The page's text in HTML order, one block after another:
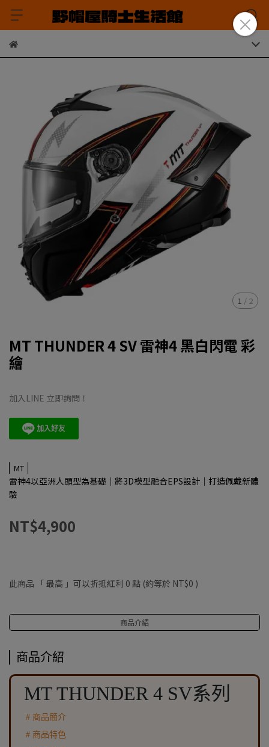
1 / 2
MT THUNDER 4 SV 雷神4 黑白閃電 彩
繪
加入LINE 立即詢問！
MT
雷神4以亞洲人頭型為基礎｜將3D模型融合EPS設計｜打造佩戴新體
驗
NT$4,900
此商品 「 最高 」可以折抵紅利 0 點 (約等於 NT$0 )
商品介紹
商品介紹
MT THUNDER 4 SV系列
# 商品簡介
# 商品特色